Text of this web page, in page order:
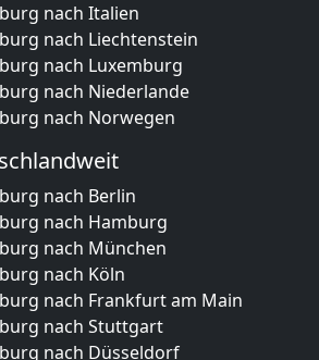
nach Italien
nach Liechtenstein
nach Luxemburg
nach Niederlande
nach Norwegen
nach Berlin
nach Hamburg
nach München
nach Köln
nach Frankfurt am Main
nach Stuttgart
nach Düsseldorf